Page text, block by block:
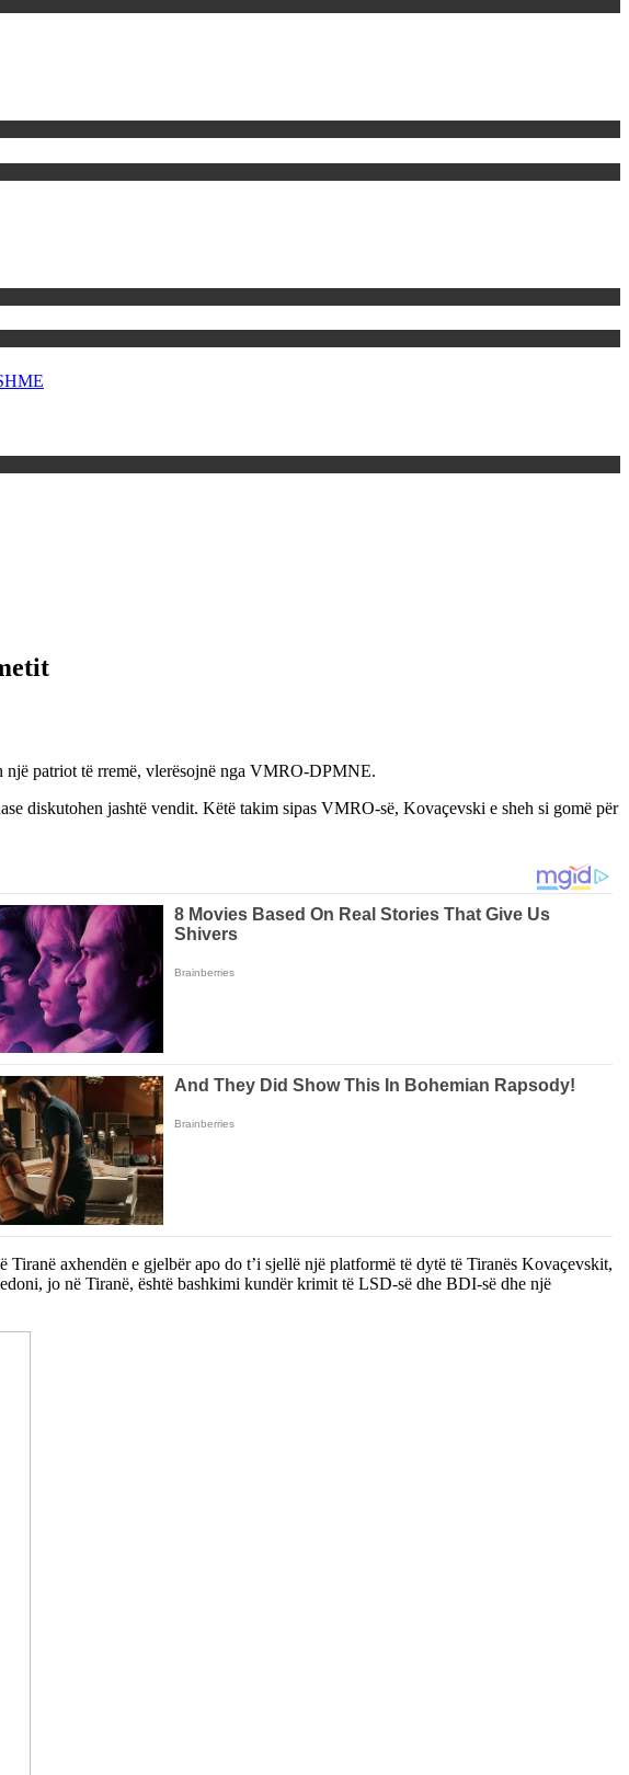
një patriot të rremë, vlerësojnë nga VMRO-DPMNE.
diskutohen jashtë vendit. Këtë takim sipas VMRO-së, Kovaçevski e sheh si gomë për
axhendën e gjelbër apo do t’i sjellë një platformë të dytë të Tiranës Kovaçevskit,
jo në Tiranë, është bashkimi kundër krimit të LSD-së dhe BDI-së dhe një